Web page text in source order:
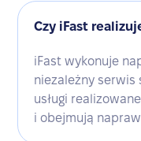
Czy iFast
iFast wykonuje
niezależny serwis
usługi
i obejmują